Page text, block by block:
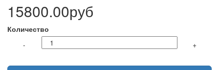
15800.00руб
Количество
-
+